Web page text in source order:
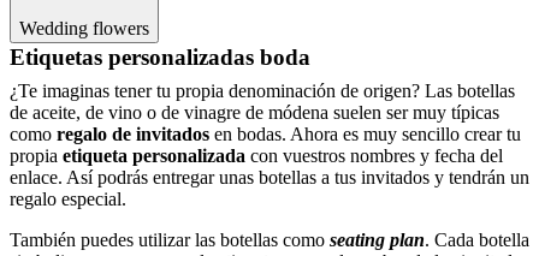
Wedding flowers
Etiquetas personalizadas boda
¿Te imaginas tener tu propia denominación de origen? Las botellas
de aceite, de vino o de vinagre de módena suelen ser muy típicas
como regalo de invitados en bodas. Ahora es muy sencillo crear tu
propia etiqueta personalizada con vuestros nombres y fecha del
enlace. Así podrás entregar unas botellas a tus invitados y tendrán un
regalo especial.
También puedes utilizar las botellas como seating plan. Cada botella